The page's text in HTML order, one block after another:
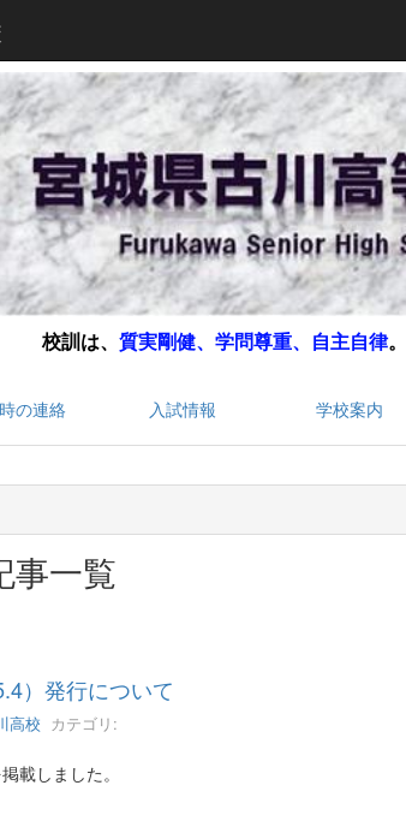
校訓は、 質実剛健、学問尊重、自主自律。
の連絡 入試情報 学校案内
事一覧
）発行について
高校 カテゴリ:
載しました。